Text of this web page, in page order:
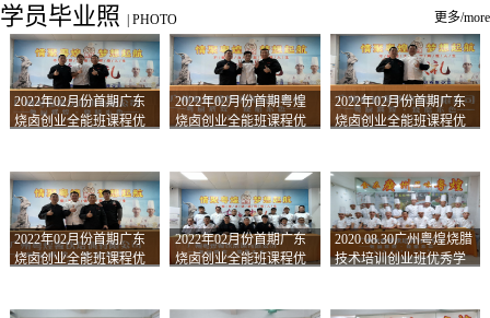
学员毕业照 PHOTO 更多/more
2022年02月份首期广东
烧卤创业全能班课程优
2022年02月份首期粤煌
烧卤创业全能班课程优
2022年02月份首期广东
烧卤创业全能班课程优
2022年02月份首期广东
烧卤创业全能班课程优
2022年02月份首期广东
烧卤创业全能班课程优
2020.08.30广州粤煌烧腊
技术培训创业班优秀学